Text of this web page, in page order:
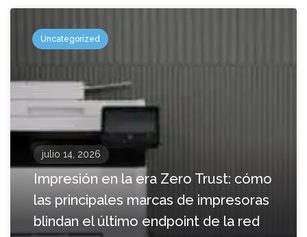
Uncategorized
julio 14, 2026
Impresión en la era Zero Trust: cómo
las principales marcas de impresoras
blindan el último endpoint de la red